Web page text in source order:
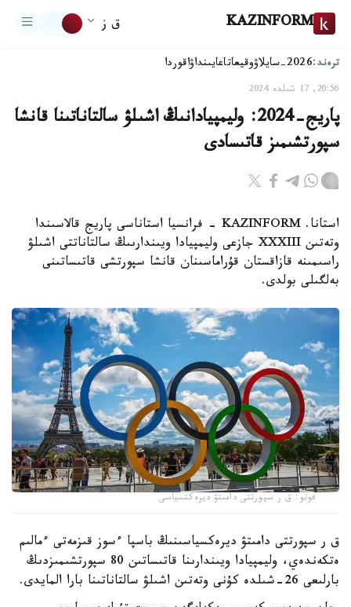
KAZINFORM ق ز
ترەند:2026-سايلاۋ وقيعاتاعايىنداۋاقوردا
20:56, 17 شىلدە 2024
پاريج-2024: وليمپيادانىڭ اشىلۋ سالتاناتىنا قانشا
سپورتشىمىز قاتىسادى
استانا. KAZINFORM - فرانسيا استاناسى پاريج قالاسىندا
وتەتىن XXXIII جازعى وليمپيادا ويىندارىىڭ سالتاناتتى اشىلۋ
راسىمىنە قازاقستان قۇراماسىنان قانشا سپورتشى قاتىساتىنى
بەلگىلى بولدى.
فوتو: ق ر سپورتتى دامىتۋ ديرەكتسياسى
ق ر سپورتتى دامىتۋ ديرەكسياسىنىڭ باسپا ءسوز قىزمەتى ءمالىم
ەتكەندەي، وليمپيادا ويىندارىنا قاتىساتىن 80 سپورتشىمىزدىڭ
بارلىعى 26-شىلدە كۇنى وتەتىن اشىلۋ سالتاناتىنا بارا المايدى.